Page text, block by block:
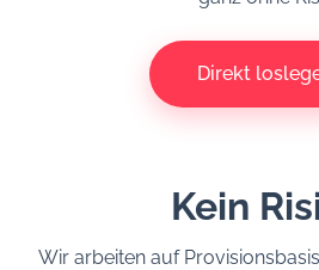
Direkt
Kein
Wir arbeiten auf